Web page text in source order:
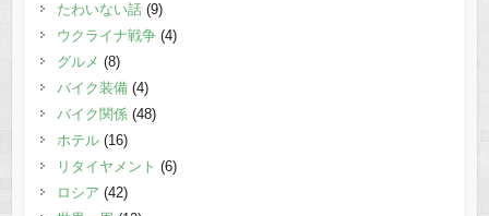
たわいない話(9)
ウクライナ戦争(4)
グルメ (8)
バイク装備(4)
バイク関係(48)
ホテル(16)
リタイヤメント (6)
ロシア (42)